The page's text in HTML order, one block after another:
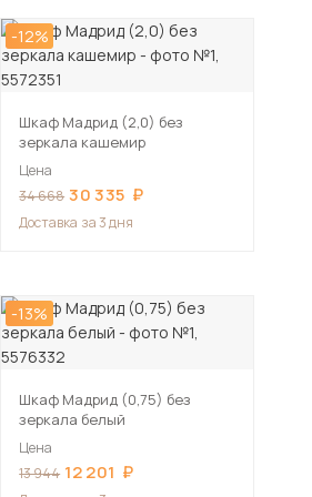
-12%
Шкаф Мадрид (2,0) без
зеркала кашемир
Цена
34 668 30 335
Доставка за 3 дня
-13%
Шкаф Мадрид (0,75) без
зеркала белый
Цена
13 944 12 201